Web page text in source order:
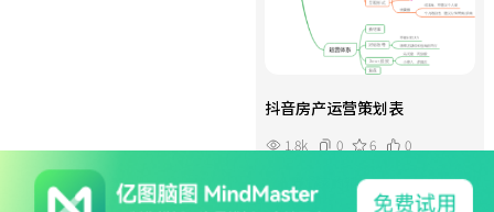
抖音房产运营策划表
1.8k 0 6
0
野心家的辅佐者
￥5